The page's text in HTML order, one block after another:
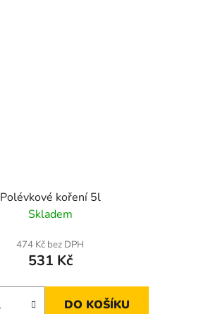
Polévkové koření 5l
Skladem
474 Kč bez DPH
531 Kč
DO KOŠÍKU